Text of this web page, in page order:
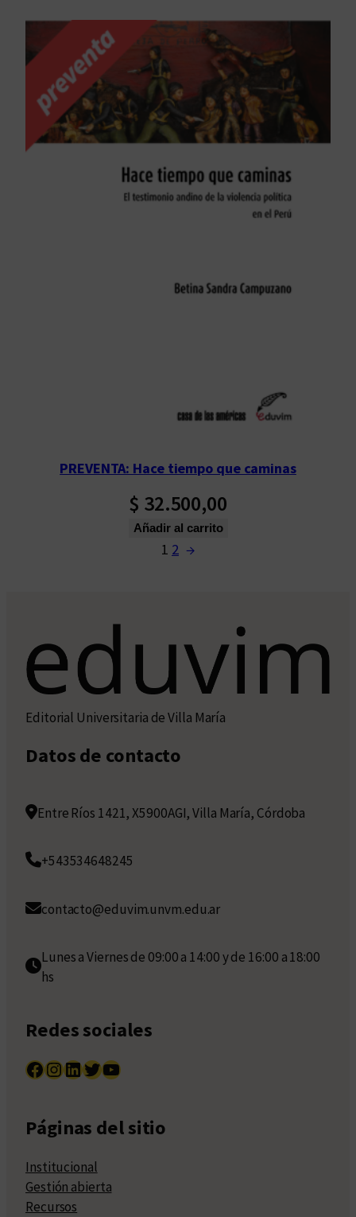
PREVENTA: Hace tiempo que caminas
$ 32.500,00
Añadir al carrito
1 2 →
Editorial Universitaria de Villa María
Datos de contacto
Entre Ríos 1421, X5900AGI, Villa María, Córdoba
+543534648245
contacto@eduvim.unvm.edu.ar
Lunes a Viernes de 09:00 a 14:00 y de 16:00 a 18:00
hs
Redes sociales
Facebook InstagramLinkedIn Twitter YouTube
Páginas del sitio
Institucional
Gestión abierta
Recursos